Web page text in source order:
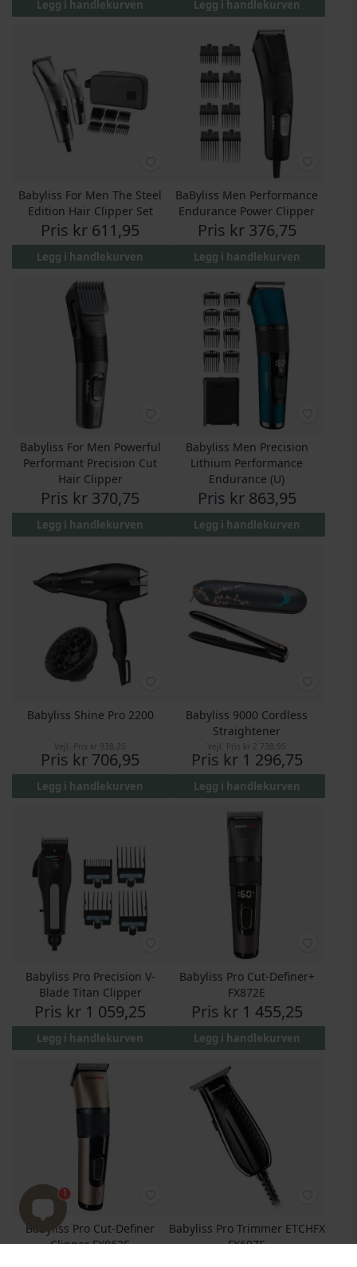
Legg i handlekurven Legg i handlekurven
Babyliss For Men The Steel
Edition Hair Clipper Set
Pris kr 611,95
Legg i handlekurven
BaByliss Men Performance
Endurance Power Clipper
Pris kr 376,75
Legg i handlekurven
Babyliss For Men Powerful
Performant Precision Cut
Hair Clipper
Pris kr 370,75
Legg i handlekurven
Babyliss Men Precision
Lithium Performance
Endurance (U)
Pris kr 863,95
Legg i handlekurven
Babyliss Shine Pro 2200
Vejl. Pris kr 938,25
Pris kr 706,95
Legg i handlekurven
Babyliss 9000 Cordless
Straightener
Vejl. Pris kr 2 738,95
Pris kr 1 296,75
Legg i handlekurven
Babyliss Pro Precision V-
Blade Titan Clipper
Pris kr 1 059,25
Legg i handlekurven
Babyliss Pro Cut-Definer+
FX872E
Pris kr 1 455,25
Legg i handlekurven
Babyliss Pro Cut-Definer
Clipper FX862E
Babyliss Pro Trimmer ETCHFX
FX69ZE
1